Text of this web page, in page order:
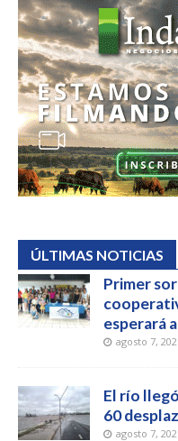
ÚLTIMAS NOTICIAS
Primer
esperará
agosto 7,
El río
60
agosto 7,